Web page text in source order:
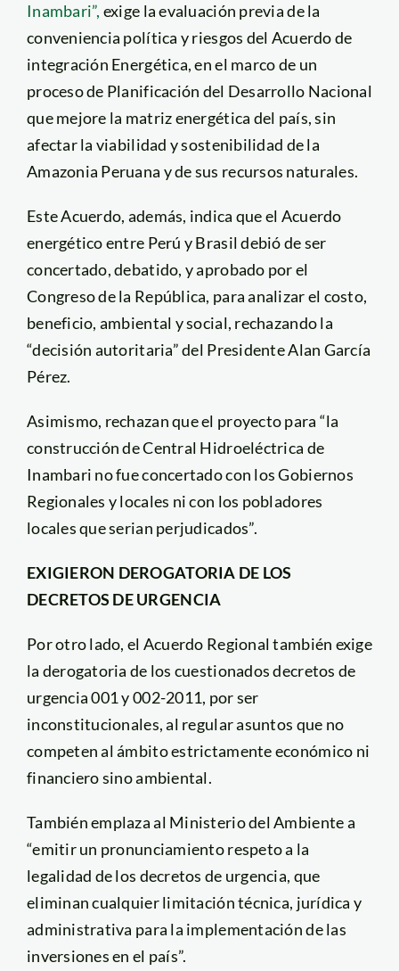
Inambari”, exige la evaluación previa de la
conveniencia política y riesgos del Acuerdo de
integración Energética, en el marco de un
proceso de Planificación del Desarrollo Nacional
que mejore la matriz energética del país, sin
afectar la viabilidad y sostenibilidad de la
Amazonia Peruana y de sus recursos naturales.
Este Acuerdo, además, indica que el Acuerdo
energético entre Perú y Brasil debió de ser
concertado, debatido, y aprobado por el
Congreso de la República, para analizar el costo,
beneficio, ambiental y social, rechazando la
“decisión autoritaria” del Presidente Alan García
Pérez.
Asimismo, rechazan que el proyecto para “la
construcción de Central Hidroeléctrica de
Inambari no fue concertado con los Gobiernos
Regionales y locales ni con los pobladores
locales que serian perjudicados”.
EXIGIERON DEROGATORIA DE LOS
DECRETOS DE URGENCIA
Por otro lado, el Acuerdo Regional también exige
la derogatoria de los cuestionados decretos de
urgencia 001 y 002-2011, por ser
inconstitucionales, al regular asuntos que no
competen al ámbito estrictamente económico ni
financiero sino ambiental.
También emplaza al Ministerio del Ambiente a
“emitir un pronunciamiento respeto a la
legalidad de los decretos de urgencia, que
eliminan cualquier limitación técnica, jurídica y
administrativa para la implementación de las
inversiones en el país”.